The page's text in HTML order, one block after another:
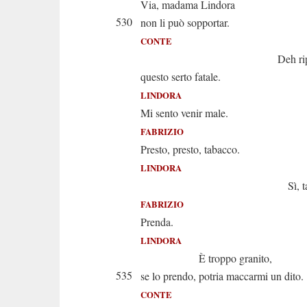
Via, madama Lindora
530 non li può sopportar.
CONTE
Deh
questo serto fatale.
LINDORA
Mi sento venir male.
FABRIZIO
Presto, presto, tabacco.
LINDORA
Sì,
FABRIZIO
Prenda.
LINDORA
È troppo granito,
535
se lo prendo, potria maccarmi un dito.
CONTE